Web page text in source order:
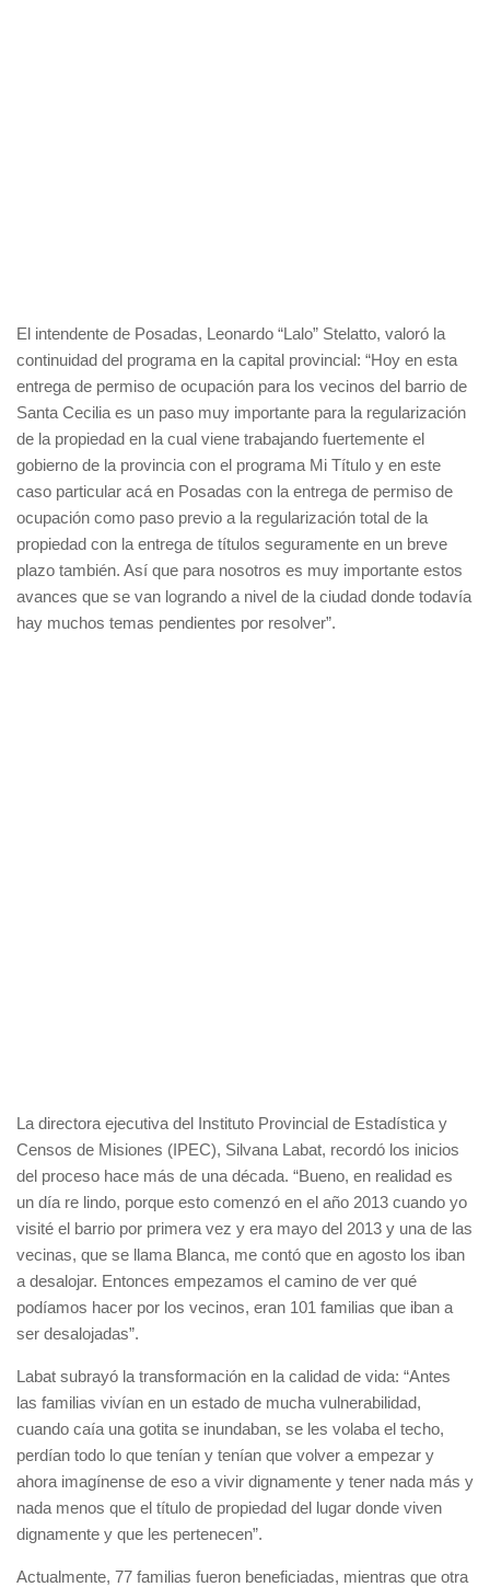
El intendente de Posadas, Leonardo “Lalo” Stelatto, valoró la
continuidad del programa en la capital provincial: “Hoy en esta
entrega de permiso de ocupación para los vecinos del barrio de
Santa Cecilia es un paso muy importante para la regularización
de la propiedad en la cual viene trabajando fuertemente el
gobierno de la provincia con el programa Mi Título y en este
caso particular acá en Posadas con la entrega de permiso de
ocupación como paso previo a la regularización total de la
propiedad con la entrega de títulos seguramente en un breve
plazo también. Así que para nosotros es muy importante estos
avances que se van logrando a nivel de la ciudad donde todavía
hay muchos temas pendientes por resolver”.
La directora ejecutiva del Instituto Provincial de Estadística y
Censos de Misiones (IPEC), Silvana Labat, recordó los inicios
del proceso hace más de una década. “Bueno, en realidad es
un día re lindo, porque esto comenzó en el año 2013 cuando yo
visité el barrio por primera vez y era mayo del 2013 y una de las
vecinas, que se llama Blanca, me contó que en agosto los iban
a desalojar. Entonces empezamos el camino de ver qué
podíamos hacer por los vecinos, eran 101 familias que iban a
ser desalojadas”.
Labat subrayó la transformación en la calidad de vida: “Antes
las familias vivían en un estado de mucha vulnerabilidad,
cuando caía una gotita se inundaban, se les volaba el techo,
perdían todo lo que tenían y tenían que volver a empezar y
ahora imagínense de eso a vivir dignamente y tener nada más y
nada menos que el título de propiedad del lugar donde viven
dignamente y que les pertenecen”.
Actualmente, 77 familias fueron beneficiadas, mientras que otra